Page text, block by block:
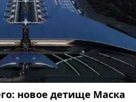
новое детище Маска